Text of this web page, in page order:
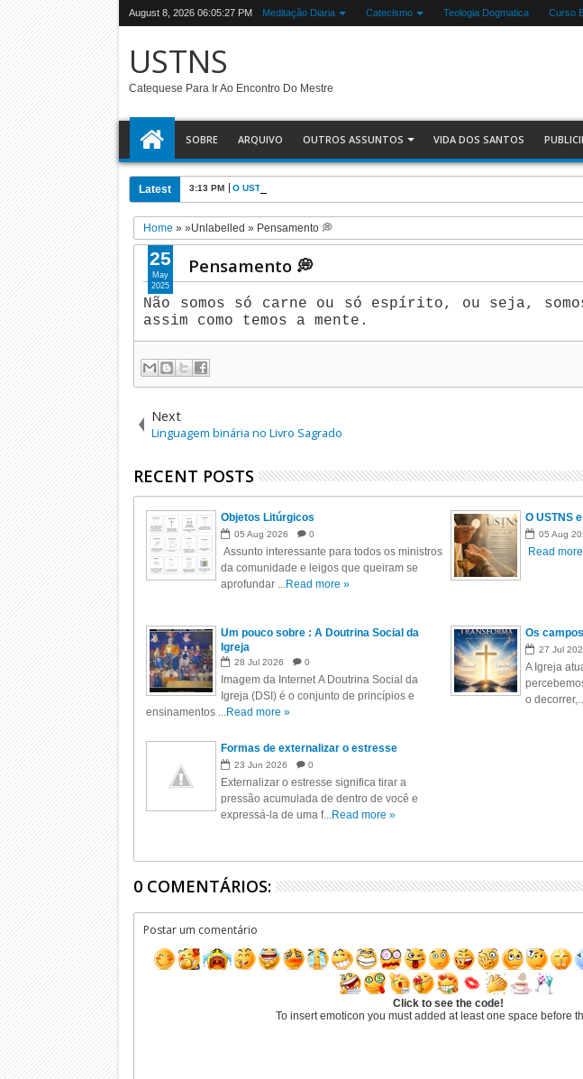
August 8, 2026 06:05:28 PM Meditação Diaria Catecismo Teologia Dogmatica Curso
USTNS
Catequese Para Ir Ao Encontro Do Mestre
SOBRE ARQUIVO OUTROS ASSUNTOS VIDA DOS SANTOS
Latest 3:13 PM O USTNS e a Eucaristia
Home » »Unlabelled » Pensamento 💭
Pensamento 💭
Não somos só carne ou só espírito, ou seja,
assim como temos a mente.
25
May
2025
Next
Linguagem binária no Livro Sagrado
RECENT POSTS
Objetos Litúrgicos
05 Aug 2026 0
Assunto interessante para todos os ministros
da comunidade e leigos que queiram se
aprofundar ...Read more »
O USTNS
05 Aug
Read
Um pouco sobre : A Doutrina Social da
Igreja
28 Jul 2026 0
Imagem da Internet A Doutrina Social da
Igreja (DSI) é o conjunto de princípios e
ensinamentos ...Read more »
Os
27 Jul
A Igreja
o
Formas de externalizar o estresse
23 Jun 2026 0
Externalizar o estresse significa tirar a
pressão acumulada de dentro de você e
expressá-la de uma f...Read more »
0 COMENTÁRIOS:
Postar um comentário
Click to see the code!
To insert emoticon you must added at least one space before